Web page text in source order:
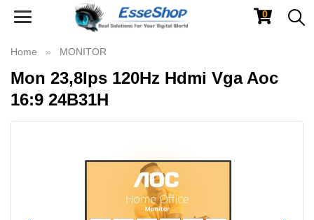
Toggle
0
Home MONITOR
Mon 23,8Ips 120Hz Hdmi Vga Aoc
16:9 24B31H